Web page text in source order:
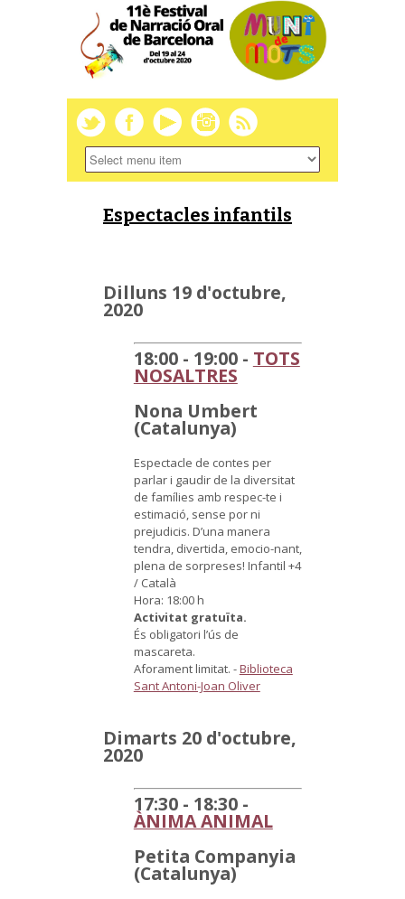
Espectacles infantils
Dilluns 19 d'octubre,
2020
18:00 - 19:00 - TOTS
NOSALTRES
Nona Umbert
(Catalunya)
Espectacle de contes per
parlar i gaudir de la diversitat
de famílies amb respec-te i
estimació, sense por ni
prejudicis. D’una manera
tendra, divertida, emocio-nant,
plena de sorpreses! Infantil +4
/ Català
Hora: 18:00 h
Activitat gratuïta.
És obligatori l’ús de
mascareta.
Aforament limitat. -Biblioteca
Sant Antoni-Joan Oliver
Dimarts 20 d'octubre,
2020
17:30 - 18:30 -
ÀNIMA ANIMAL
Petita Companyia
(Catalunya)